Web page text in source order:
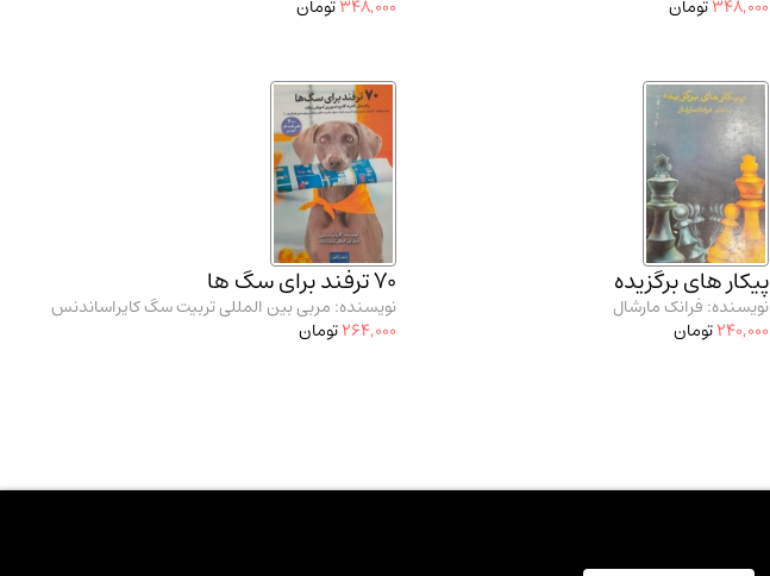
348,000تومان
348,000تومان
پیکار های برگزیده
نویسنده: فرانک مارشال
240,000تومان
70 ترفند برای سگ ها
نویسنده: مربی بین المللی تربیت سگ کایراساندنس
264,000تومان